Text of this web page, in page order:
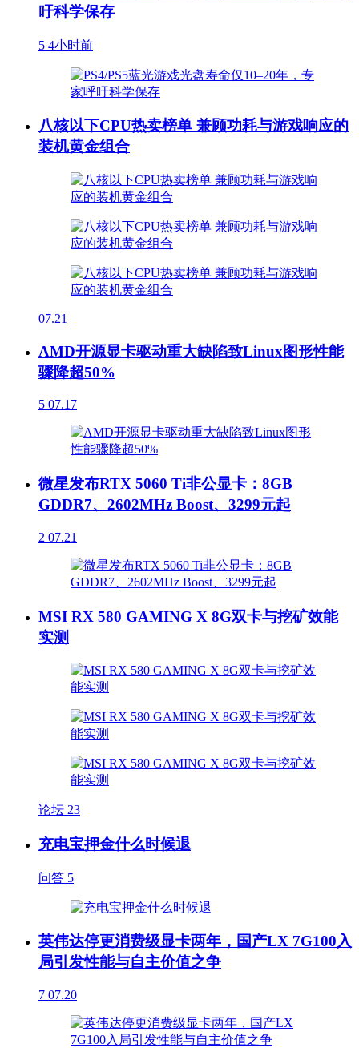
吁科学保存
5 4小时前
八核以下CPU热卖榜单 兼顾功耗与游戏响应的
装机黄金组合
07.21
AMD开源显卡驱动重大缺陷致Linux图形性能
骤降超50%
5 07.17
微星发布RTX 5060 Ti非公显卡：8GB
GDDR7、2602MHz Boost、3299元起
2 07.21
MSI RX 580 GAMING X 8G双卡与挖矿效能
实测
论坛 23
充电宝押金什么时候退
问答 5
英伟达停更消费级显卡两年，国产LX 7G100入
局引发性能与自主价值之争
7 07.20